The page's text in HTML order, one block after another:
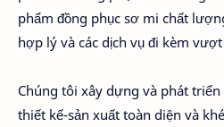
phẩm đồng phục sơ mi chất
hợp lý và các dịch vụ đi kèm
Chúng tôi xây dựng và phát
thiết kế-sản xuất toàn diện và